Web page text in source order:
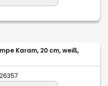
Karam, 20 cm, weiß,